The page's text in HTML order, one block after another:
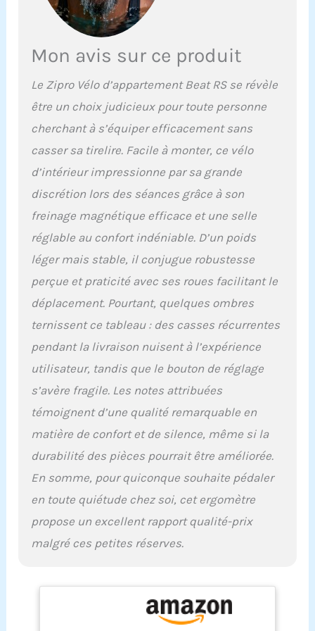
Mon avis sur ce produit
Le Zipro Vélo d’appartement Beat RS se révèle
être un choix judicieux pour toute personne
cherchant à s’équiper efficacement sans
casser sa tirelire. Facile à monter, ce vélo
d’intérieur impressionne par sa grande
discrétion lors des séances grâce à son
freinage magnétique efficace et une selle
réglable au confort indéniable. D’un poids
léger mais stable, il conjugue robustesse
perçue et praticité avec ses roues facilitant le
déplacement. Pourtant, quelques ombres
ternissent ce tableau : des casses récurrentes
pendant la livraison nuisent à l’expérience
utilisateur, tandis que le bouton de réglage
s’avère fragile. Les notes attribuées
témoignent d’une qualité remarquable en
matière de confort et de silence, même si la
durabilité des pièces pourrait être améliorée.
En somme, pour quiconque souhaite pédaler
en toute quiétude chez soi, cet ergomètre
propose un excellent rapport qualité-prix
malgré ces petites réserves.